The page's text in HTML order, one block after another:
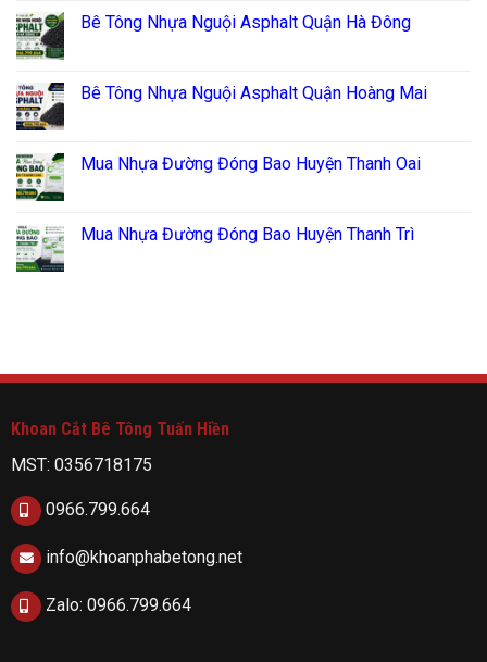
Bê Tông Nhựa Nguội Asphalt Quận Hà Đông
Bê Tông Nhựa Nguội Asphalt Quận Hoàng Mai
Mua Nhựa Đường Đóng Bao Huyện Thanh Oai
Mua Nhựa Đường Đóng Bao Huyện Thanh Trì
Khoan Cắt Bê Tông Tuấn Hiền
MST: 0356718175
0966.799.664
info@khoanphabetong.net
Zalo: 0966.799.664